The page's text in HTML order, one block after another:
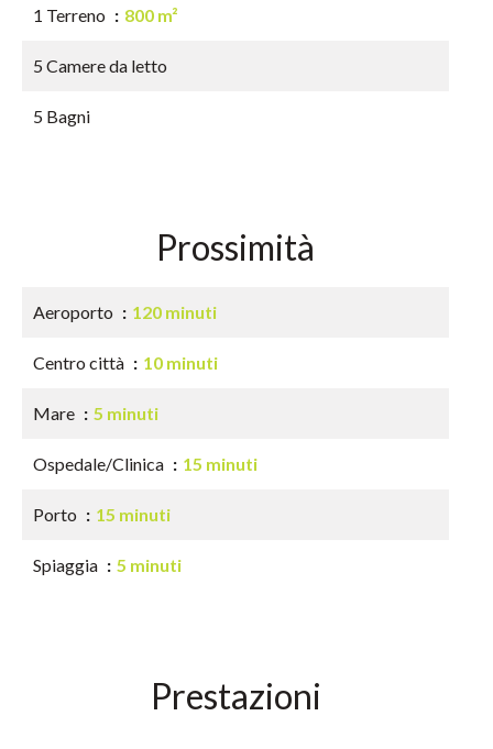
1 Terreno 800 m²
5 Camere da letto
5 Bagni
Prossimità
Aeroporto 120 minuti
Centro città 10 minuti
Mare 5 minuti
Ospedale/Clinica 15 minuti
Porto 15 minuti
Spiaggia 5 minuti
Prestazioni